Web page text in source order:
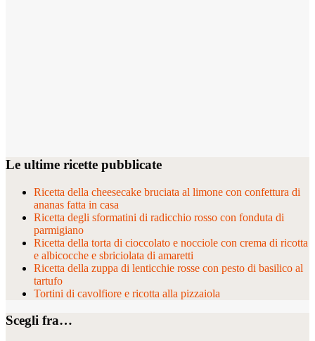
Le ultime ricette pubblicate
Ricetta della cheesecake bruciata al limone con confettura di
ananas fatta in casa
Ricetta degli sformatini di radicchio rosso con fonduta di
parmigiano
Ricetta della torta di cioccolato e nocciole con crema di ricotta
e albicocche e sbriciolata di amaretti
Ricetta della zuppa di lenticchie rosse con pesto di basilico al
tartufo
Tortini di cavolfiore e ricotta alla pizzaiola
Scegli fra…